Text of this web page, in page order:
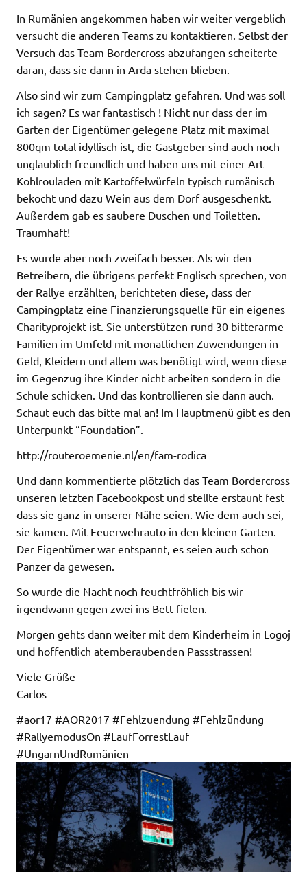
In Rumänien angekommen haben wir weiter vergeblich
versucht die anderen Teams zu kontaktieren. Selbst der
Versuch das Team Bordercross abzufangen scheiterte
daran, dass sie dann in Arda stehen blieben.
Also sind wir zum Campingplatz gefahren. Und was soll
ich sagen? Es war fantastisch ! Nicht nur dass der im
Garten der Eigentümer gelegene Platz mit maximal
800qm total idyllisch ist, die Gastgeber sind auch noch
unglaublich freundlich und haben uns mit einer Art
Kohlrouladen mit Kartoffelwürfeln typisch rumänisch
bekocht und dazu Wein aus dem Dorf ausgeschenkt.
Außerdem gab es saubere Duschen und Toiletten.
Traumhaft!
Es wurde aber noch zweifach besser. Als wir den
Betreibern, die übrigens perfekt Englisch sprechen, von
der Rallye erzählten, berichteten diese, dass der
Campingplatz eine Finanzierungsquelle für ein eigenes
Charityprojekt ist. Sie unterstützen rund 30 bitterarme
Familien im Umfeld mit monatlichen Zuwendungen in
Geld, Kleidern und allem was benötigt wird, wenn diese
im Gegenzug ihre Kinder nicht arbeiten sondern in die
Schule schicken. Und das kontrollieren sie dann auch.
Schaut euch das bitte mal an! Im Hauptmenü gibt es den
Unterpunkt “Foundation”.
http://routeroemenie.nl/en/fam-rodica
Und dann kommentierte plötzlich das Team Bordercross
unseren letzten Facebookpost und stellte erstaunt fest
dass sie ganz in unserer Nähe seien. Wie dem auch sei,
sie kamen. Mit Feuerwehrauto in den kleinen Garten.
Der Eigentümer war entspannt, es seien auch schon
Panzer da gewesen.
So wurde die Nacht noch feuchtfröhlich bis wir
irgendwann gegen zwei ins Bett fielen.
Morgen gehts dann weiter mit dem Kinderheim in Logoj
und hoffentlich atemberaubenden Passstrassen!
Viele Grüße
Carlos
#aor17 #AOR2017 #Fehlzuendung #Fehlzündung
#RallyemodusOn #LaufForrestLauf
#UngarnUndRumänien